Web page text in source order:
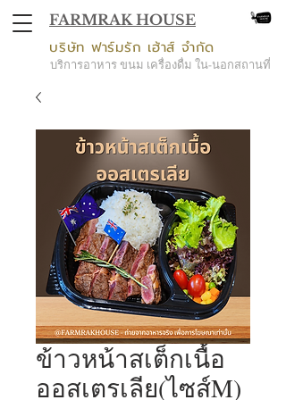
FARMRAK HOUSE
บริการอาหาร ขนม เครื่องดื่ม ใน-นอกสถานที่
บริษัท ฟาร์มรัก เฮ้าส์ จำกัด
ข้าวหน้าสเต็กเนื้อ
ออสเตรเลีย(ไซส์M)